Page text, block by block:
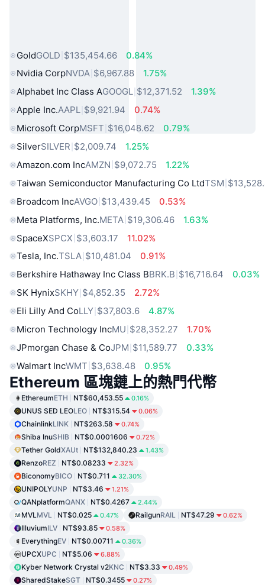
GoldGOLD $135,454.66
0.84%
Nvidia CorpNVDA $6,967.88
1.75%
Alphabet Inc Class AGOOGL $12,371.52
1.39%
Apple Inc.AAPL $9,921.94
0.74%
Microsoft CorpMSFT $16,048.62
0.79%
SilverSILVER $2,009.74
1.25%
Amazon.com IncAMZN $9,072.75
1.22%
Taiwan Semiconductor Manufacturing Co LtdTSM
Broadcom IncAVGO $13,439.45
0.53%
Meta Platforms, Inc.META $19,306.46
1.63%
SpaceXSPCX $3,603.17
11.02%
Tesla, Inc.TSLA $10,481.04
0.91%
Berkshire Hathaway Inc Class BBRK.B $16,716.64
0.03%
SK HynixSKHY $4,852.35
2.72%
Eli Lilly And CoLLY $37,803.6
4.87%
Micron Technology IncMU $28,352.27
1.70%
JPmorgan Chase & CoJPM $11,589.77
0.33%
Walmart IncWMT $3,638.48 0.95%
Ethereum 區塊鏈上的熱門代幣
EthereumETH NT$60,453.55 0.16%
UNUS SED LEOLEO NT$315.54 0.06%
ChainlinkLINK NT$263.58 0.74%
Shiba InuSHIB NT$0.0001606 0.72%
Tether GoldXAUt NT$132,840.23 1.43%
RenzoREZ NT$0.08233 2.32%
BiconomyBICO NT$0.711 32.30%
UNIPOLYUNP NT$3.46 1.21%
QANplatformQANX NT$0.4267 2.44%
MVLMVL NT$0.025 0.47% RailgunRAIL NT$47.29 0.62%
IlluviumILV NT$93.85 0.58%
EverythingEV NT$0.00711 0.36%
UPCXUPC NT$5.06 6.88%
Kyber Network Crystal v2KNC NT$3.33 0.49%
SharedStakeSGT NT$0.3455 0.27%